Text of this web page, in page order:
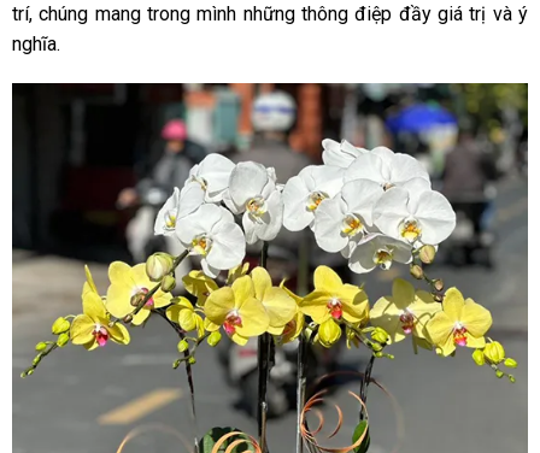
trí, chúng mang trong mình những thông điệp đầy giá trị và ý
nghĩa.